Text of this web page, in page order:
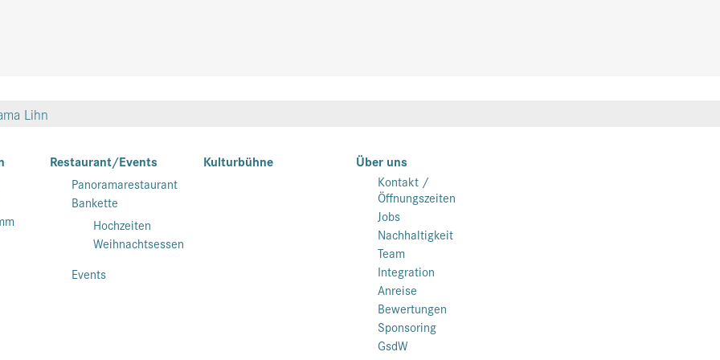
Lihn
Restaurant/Events
Panoramarestaurant
Bankette
Hochzeiten
Weihnachtsessen
Events
Kulturbühne
Über uns
Kontakt /
Öffnungszeiten
Jobs
Nachhaltigkeit
Team
Integration
Anreise
Bewertungen
Sponsoring
GsdW